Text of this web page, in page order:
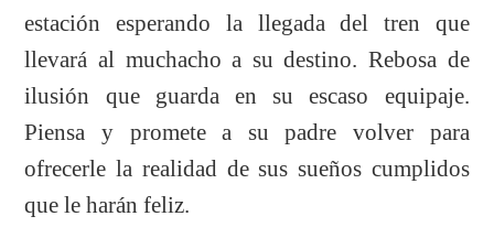
estación esperando la llegada del tren que
llevará al muchacho a su destino. Rebosa de
ilusión que guarda en su escaso equipaje.
Piensa y promete a su padre volver para
ofrecerle la realidad de sus sueños cumplidos
que le harán feliz.